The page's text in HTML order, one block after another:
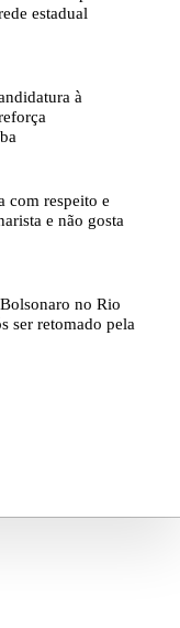
estadual
à
com respeito e
e não gosta
no Rio
ser retomado pela